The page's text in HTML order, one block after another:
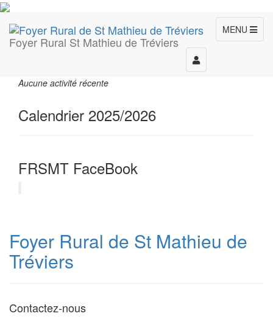
Foyer Rural St Mathieu de Tréviers
MENU
Toggle
navigation
Aucune activité récente
Calendrier 2025/2026
FRSMT FaceBook
Foyer Rural de St Mathieu de
Tréviers
Contactez-nous